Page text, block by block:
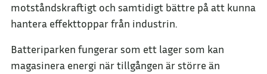
motståndskraftigt och samtidigt bättre på att kunna
hantera effekttoppar från industrin.
Batteriparken fungerar som ett lager som kan
magasinera energi när tillgången är större än